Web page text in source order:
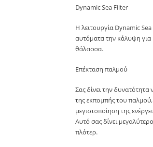
Dynamic Sea Filter
Η λειτουργία Dynamic
αυτόματα την κάλυψη
θάλασσα.
Επέκταση παλμού
Σας δίνει την δυνατότητα
της εκπομπής του
μεγιστοποίηση της
Αυτό σας δίνει
πλότερ.